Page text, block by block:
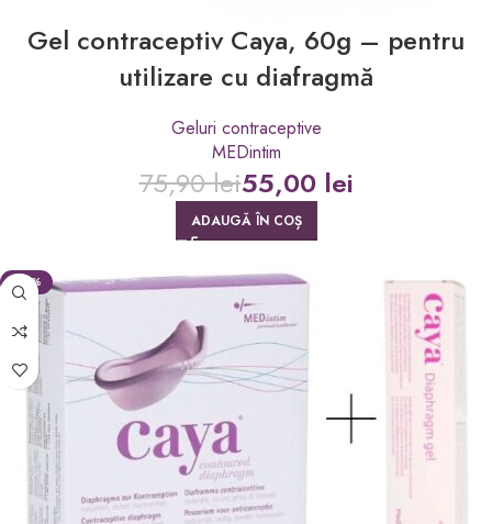
Gel contraceptiv Caya, 60g – pentru
utilizare cu diafragmă
Geluri contraceptive
MEDintim
75,90lei55,00 lei
ADAUGĂ ÎN COȘ
-20%